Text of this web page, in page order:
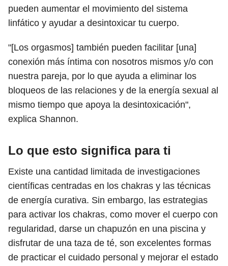
pueden aumentar el movimiento del sistema
linfático y ayudar a desintoxicar tu cuerpo.
"[Los orgasmos] también pueden facilitar [una]
conexión más íntima con nosotros mismos y/o con
nuestra pareja, por lo que ayuda a eliminar los
bloqueos de las relaciones y de la energía sexual al
mismo tiempo que apoya la desintoxicación",
explica Shannon.
Lo que esto significa para ti
Existe una cantidad limitada de investigaciones
científicas centradas en los chakras y las técnicas
de energía curativa. Sin embargo, las estrategias
para activar los chakras, como mover el cuerpo con
regularidad, darse un chapuzón en una piscina y
disfrutar de una taza de té, son excelentes formas
de practicar el cuidado personal y mejorar el estado